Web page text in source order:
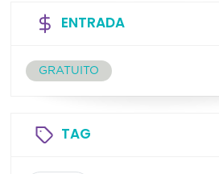
ENTRADA
GRATUITO
TAG